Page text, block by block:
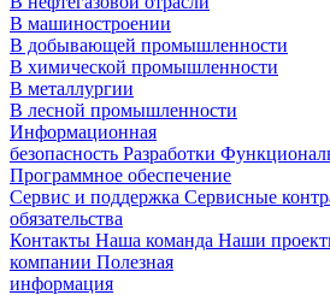
В машиностроении
В добывающей промышленности
В химической промышленности
В металлургии
В лесной промышленности
Информационная
безопасность Разработки
Программное обеспечение
Сервис и поддержка Сервисные
обязательства
Контакты Наша команда Наши
компании Полезная
информация